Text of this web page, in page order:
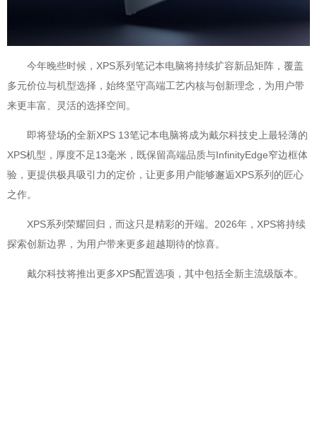
今年晚些时候，XPS系列笔记本电脑将持续扩容新品矩阵，覆盖
多元价位与机型选择，始终坚守高端工艺内核与创新理念，为用户带
来更丰富、灵活的选择空间。
即将登场的全新XPS 13笔记本电脑将成为戴尔科技史上最轻薄的
XPS机型，厚度不足13毫米，既保留高端品质与InfinityEdge窄边框体
验，更提供极具吸引力的定价，让更多用户能够邂逅XPS系列的匠心
之作。
XPS系列荣耀回归，而这只是精彩的开端。2026年，XPS将持续
探索创新边界，为用户带来更多超越期待的惊喜。
戴尔科技将推出更多XPS配置选项，其中包括全新主流级版本。